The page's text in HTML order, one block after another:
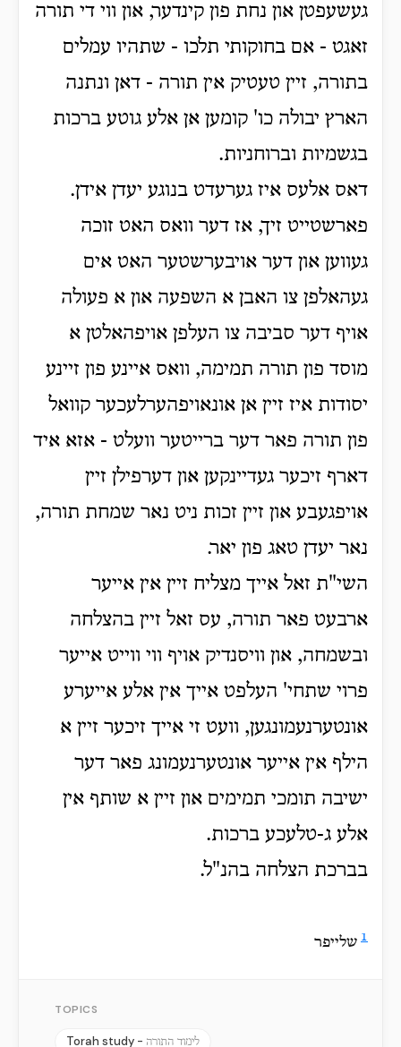
געשעפטן און נחת פון קינדער, און ווי די תורה
זאגט - אם בחוקותי תלכו - שתהיו עמלים
בתורה, זיין טעטיק אין תורה - דאן ונתנה
הארץ יבולה כו' קומען אן אלע גוטע ברכות
בגשמיות וברוחניות.
דאס אלעס איז גערעדט בנוגע יעדן אידן.
פארשטייט זיך, אז דער וואס האט זוכה
געווען און דער אויבערשטער האט אים
געהאלפן צו האבן א השפעה און א פעולה
אויף דער סביבה צו העלפן אויפהאלטן א
מוסד פון תורה תמימה, וואס איינע פון זיינע
יסודות איז זיין אן אונאויפהערלעכער קוואל
פון תורה פאר דער ברייטער וועלט - אזא איד
דארף זיכער געדיינקען און דערפילן זיין
אויפגעבע און זיין זכות ניט נאר שמחת תורה,
נאר יעדן טאג פון יאר.
השי"ת זאל אייך מצליח זיין אין אייער
ארבעט פאר תורה, עס זאל זיין בהצלחה
ובשמחה, און וויסנדיק אויף ווי ווייט אייער
פרוי שתחי' העלפט אייך אין אלע אייערע
אונטערנעמונגען, וועט זי אייך זיכער זיין א
הילף אין אייער אונטערנעמונג פאר דער
ישיבה תומכי תמימים און זיין א שותף אין
אלע ג-טלעכע ברכות.
בברכת הצלחה בהנ"ל.
1 שלייפר
TOPICS
Torah study - לימוד התורה